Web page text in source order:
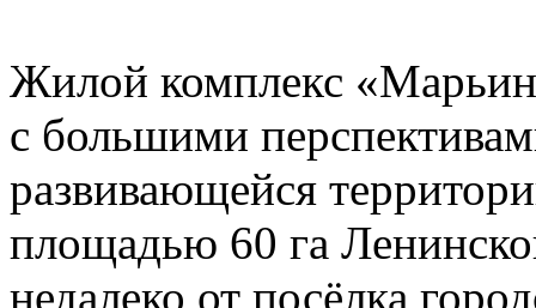
Жилой комплекс
с большими
развивающейся
площадью 60 га
недалеко от посёлка